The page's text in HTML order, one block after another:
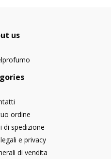
us
ordine
di spedizione
e privacy
di vendita